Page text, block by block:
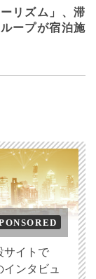
リズム」、滞
ープが宿泊施
サイトで
インタビュ